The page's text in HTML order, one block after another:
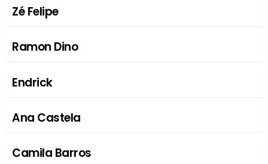
Zé Felipe
Ramon Dino
Endrick
Ana Castela
Camila Barros